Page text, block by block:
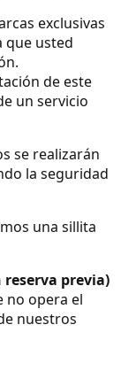
exclusivas
que usted
de este
un servicio
se realizarán
la seguridad
una sillita
reserva previa)
no opera el
nuestros